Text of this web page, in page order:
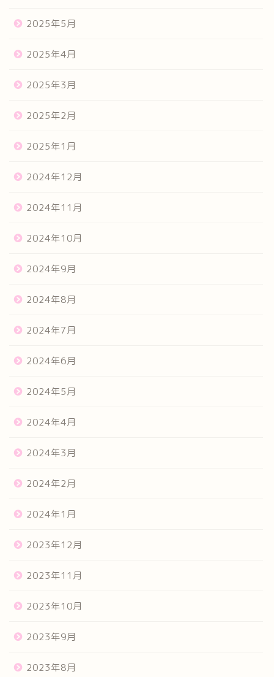
2025年5月
2025年4月
2025年3月
2025年2月
2025年1月
2024年12月
2024年11月
2024年10月
2024年9月
2024年8月
2024年7月
2024年6月
2024年5月
2024年4月
2024年3月
2024年2月
2024年1月
2023年12月
2023年11月
2023年10月
2023年9月
2023年8月